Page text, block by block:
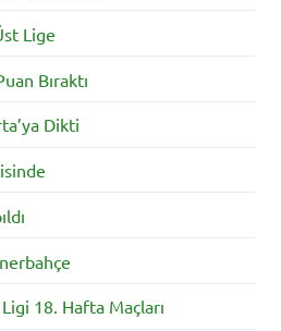
Lige
Bıraktı
Dikti
18. Hafta Maçları